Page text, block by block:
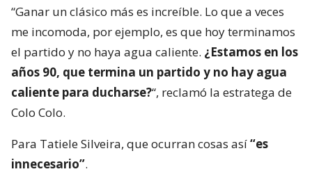
“Ganar un clásico más es increíble. Lo que a veces
me incomoda, por ejemplo, es que hoy terminamos
el partido y no haya agua caliente. ¿Estamos en los
años 90, que termina un partido y no hay agua
caliente para ducharse?“, reclamó la estratega de
Colo Colo.
Para Tatiele Silveira, que ocurran cosas así“es
innecesario”.